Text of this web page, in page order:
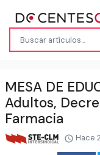
MESA DE
Adultos,
Farmacia
Hace